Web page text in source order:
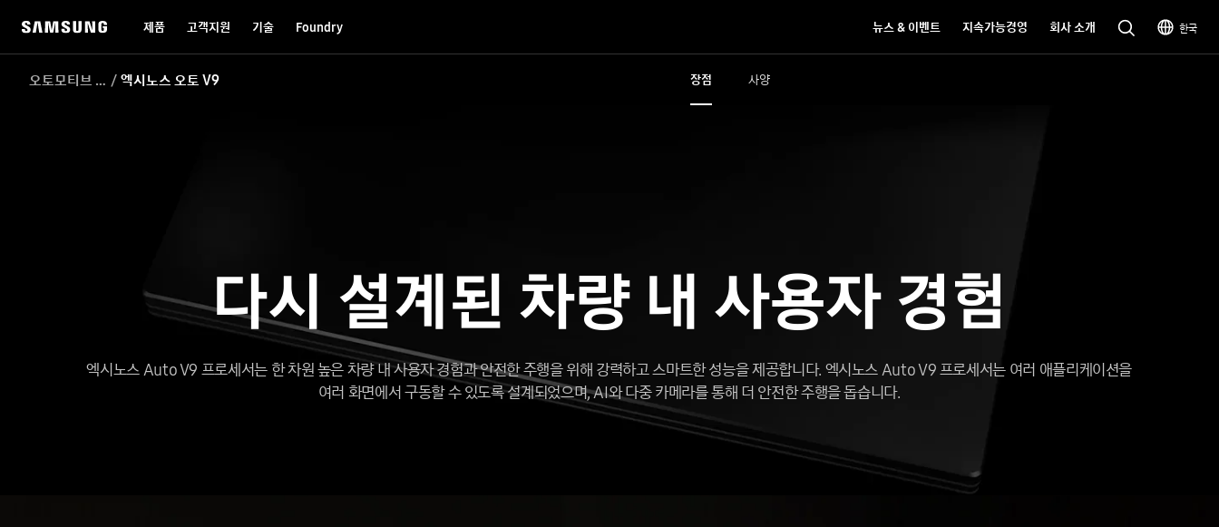
제품 고객지원 기술 Foundry 뉴스 & 이벤트 지속가능경영 회사 소개 한국
오토모티브 프로세서 엑시노스 오토 V9 장점 사양
다시 설계된 차량 내 사용자 경험
엑시노스 Auto V9 프로세서는 한 차원 높은 차량 내 사용자 경험과 안전한 주행을 위해 강력하고 스마트한 성능을 제공합니다. 엑시노스 Auto V9 프로세서는 여러 애플리케이션을
여러 화면에서 구동할 수 있도록 설계되었으며, AI와 다중 카메라를 통해 더 안전한 주행을 돕습니다.